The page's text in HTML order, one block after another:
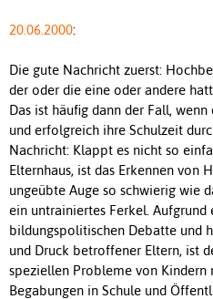
20.06.2000:
Die gute Nachricht zuerst:
der oder die eine oder andere
Das ist häufig dann der Fall,
und erfolgreich ihre Schulzeit
Nachricht: Klappt es nicht so
Elternhaus, ist das Erkennen von
ungeübte Auge so schwierig wie
ein untrainiertes Ferkel.
bildungspolitischen Debatte und
und Druck betroffener Eltern, ist
speziellen Probleme von Kindern
Begabungen in Schule und